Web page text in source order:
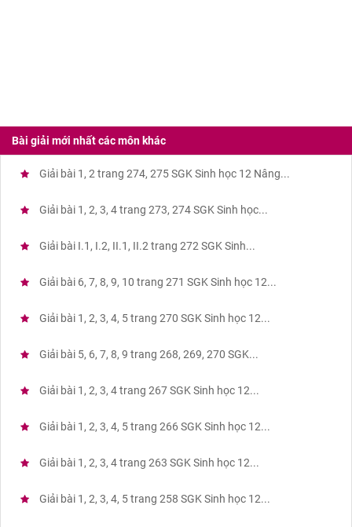
Bài giải mới nhất các môn khác
Giải bài 1, 2 trang 274, 275 SGK Sinh học 12 Nâng...
Giải bài 1, 2, 3, 4 trang 273, 274 SGK Sinh học...
Giải bài I.1, I.2, II.1, II.2 trang 272 SGK Sinh...
Giải bài 6, 7, 8, 9, 10 trang 271 SGK Sinh học 12...
Giải bài 1, 2, 3, 4, 5 trang 270 SGK Sinh học 12...
Giải bài 5, 6, 7, 8, 9 trang 268, 269, 270 SGK...
Giải bài 1, 2, 3, 4 trang 267 SGK Sinh học 12...
Giải bài 1, 2, 3, 4, 5 trang 266 SGK Sinh học 12...
Giải bài 1, 2, 3, 4 trang 263 SGK Sinh học 12...
Giải bài 1, 2, 3, 4, 5 trang 258 SGK Sinh học 12...